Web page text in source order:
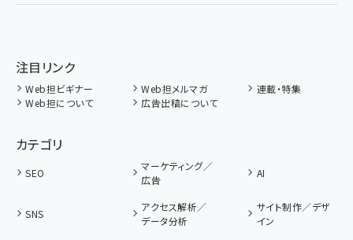
注目リンク
Web担ビギナー Web担メルマガ
連載・特集
Web担について
広告出稿について
カテゴリ
SEO
マーケティング／
広告
AI
SNS
アクセス解析／
データ分析
サイト制作／デザ
イン